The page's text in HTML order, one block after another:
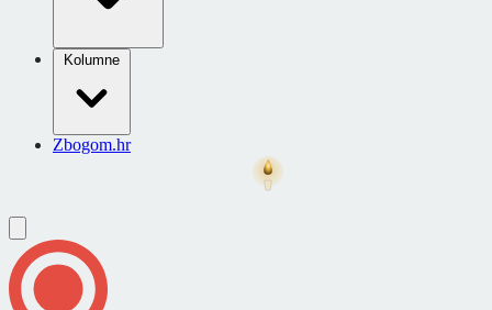
Kolumne
Zbogom.hr